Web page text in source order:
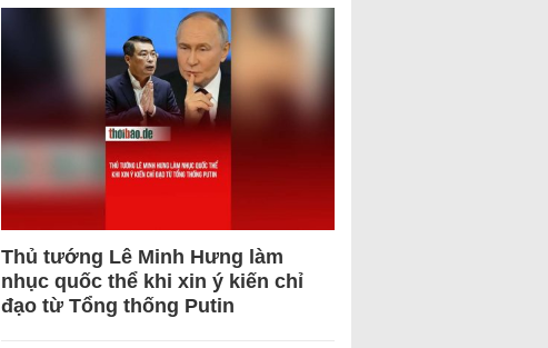
Thủ tướng Lê Minh Hưng làm
nhục quốc thể khi xin ý kiến chỉ
đạo từ Tổng thống Putin